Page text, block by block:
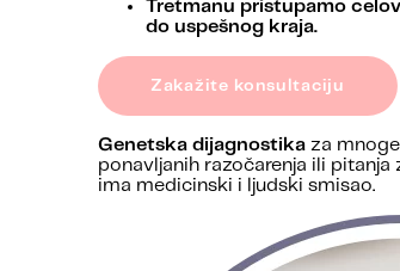
Tretmanu pristupamo
do uspešnog kraja.
Zakažite konsultaciju
Genetska dijagnostika za
ponavljanih razočarenja ili
ima medicinski i ljudski smisao.